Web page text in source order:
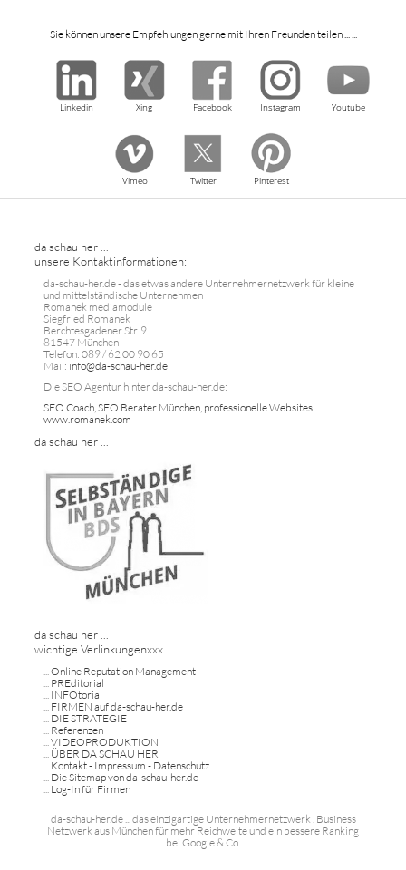
Sie können unsere Empfehlungen gerne mit Ihren Freunden teilen ... ...
Linkedin Xing Facebook Instagram Youtube
Vimeo Twitter Pinterest
da schau her ...
unsere Kontaktinformationen:
da-schau-her.de - das etwas andere Unternehmernetzwerk für kleine
und mittelständische Unternehmen
Romanek mediamodule
Siegfried Romanek
Berchtesgadener Str. 9
81547 München
Telefon: 089 / 62 00 90 65
Mail: info@da-schau-her.de
Die SEO Agentur hinter da-schau-her.de:
SEO Coach, SEO Berater München, professionelle Websites
www.romanek.com
da schau her ...
...
da schau her ...
wichtige Verlinkungenxxx
...Online Reputation Management
... PREditorial
... INFOtorial
... FIRMEN auf da-schau-her.de
... DIE STRATEGIE
... Referenzen
...VIDEOPRODUKTION
... ÜBER DA SCHAU HER
... Kontakt - Impressum - Datenschutz
... Die Sitemap von da-schau-her.de
... Log-In für Firmen
da-schau-her.de ... das einzigartige Unternehmernetzwerk . Business
Netzwerk aus München für mehr Reichweite und ein bessere Ranking
bei Google & Co.